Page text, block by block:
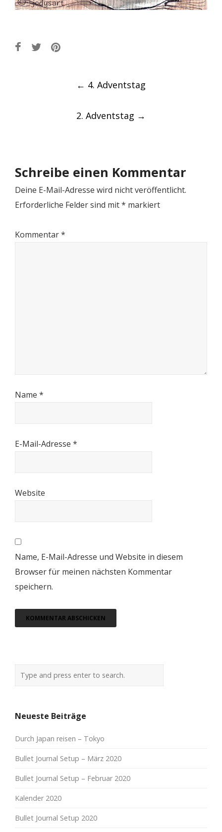
← 4. Adventstag
2. Adventstag →
Schreibe einen Kommentar
Deine E-Mail-Adresse wird nicht veröffentlicht.
Erforderliche Felder sind mit* markiert
Kommentar*
Name *
E-Mail-Adresse *
Website
Name, E-Mail-Adresse und Website in diesem
Browser für meinen nächsten Kommentar
speichern.
Neueste Beiträge
Durch Japan reisen – Tokyo
Bullet Journal Setup – März 2020
Bullet Journal Setup – Februar 2020
Kalender 2020
Bullet Journal Setup 2020